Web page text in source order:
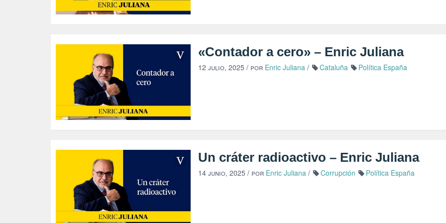
«Contador a cero» – Enric Juliana
12 julio, 2025 / por Enric Juliana / Cataluña Política España
Un cráter radioactivo – Enric Juliana
14 junio, 2025 / por Enric Juliana / Corrupción Política España